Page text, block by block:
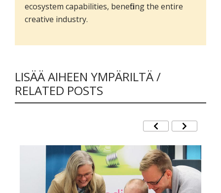
ecosystem capabilities, benefiting the entire
creative industry.
LISÄÄ AIHEEN YMPÄRILTÄ /
RELATED POSTS